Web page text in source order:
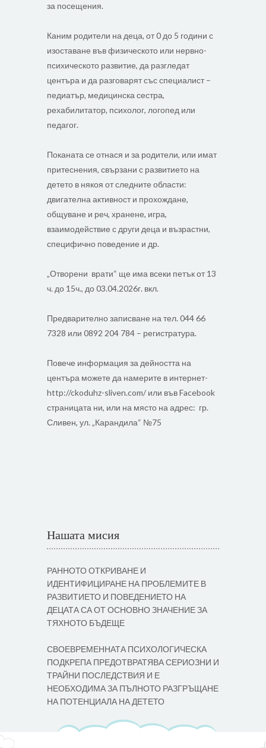
за посещения.
Каним родители на деца, от 0 до 5 години с
изоставане във физическото или нервно-
психическото развитие, да разгледат
центъра и да разговарят със специалист –
педиатър, медицинска сестра,
рехабилитатор, психолог, логопед или
педагог.
Поканата се отнася и за родители, или имат
притеснения, свързани с развитието на
детето в някоя от следните области:
двигателна активност и прохождане,
общуване и реч, хранене, игра,
взаимодействие с други деца и възрастни,
специфично поведение и др.
„Отворени врати“ ще има всеки петък от 13
ч. до 15ч., до 03.04.2026г. вкл.
Предварително записване на тел. 044 66
7328 или 0892 204 784 – регистратура.
Повече информация за дейността на
центъра можете да намерите в интернет-
http://ckoduhz-sliven.com/ или във Facebook
страницата ни, или на място на адрес: гр.
Сливен, ул. „Карандила“ №75
Нашата мисия
РАННОТО ОТКРИВАНЕ И
ИДЕНТИФИЦИРАНЕ НА ПРОБЛЕМИТЕ В
РАЗВИТИЕТО И ПОВЕДЕНИЕТО НА
ДЕЦАТА СА ОТ ОСНОВНО ЗНАЧЕНИЕ ЗА
ТЯХНОТО БЪДЕЩЕ
СВОЕВРЕМЕННАТА ПСИХОЛОГИЧЕСКА
ПОДКРЕПА ПРЕДОТВРАТЯВА СЕРИОЗНИ И
ТРАЙНИ ПОСЛЕДСТВИЯ И Е
НЕОБХОДИМА ЗА ПЪЛНОТО РАЗГРЪЩАНЕ
НА ПОТЕНЦИАЛА НА ДЕТЕТО